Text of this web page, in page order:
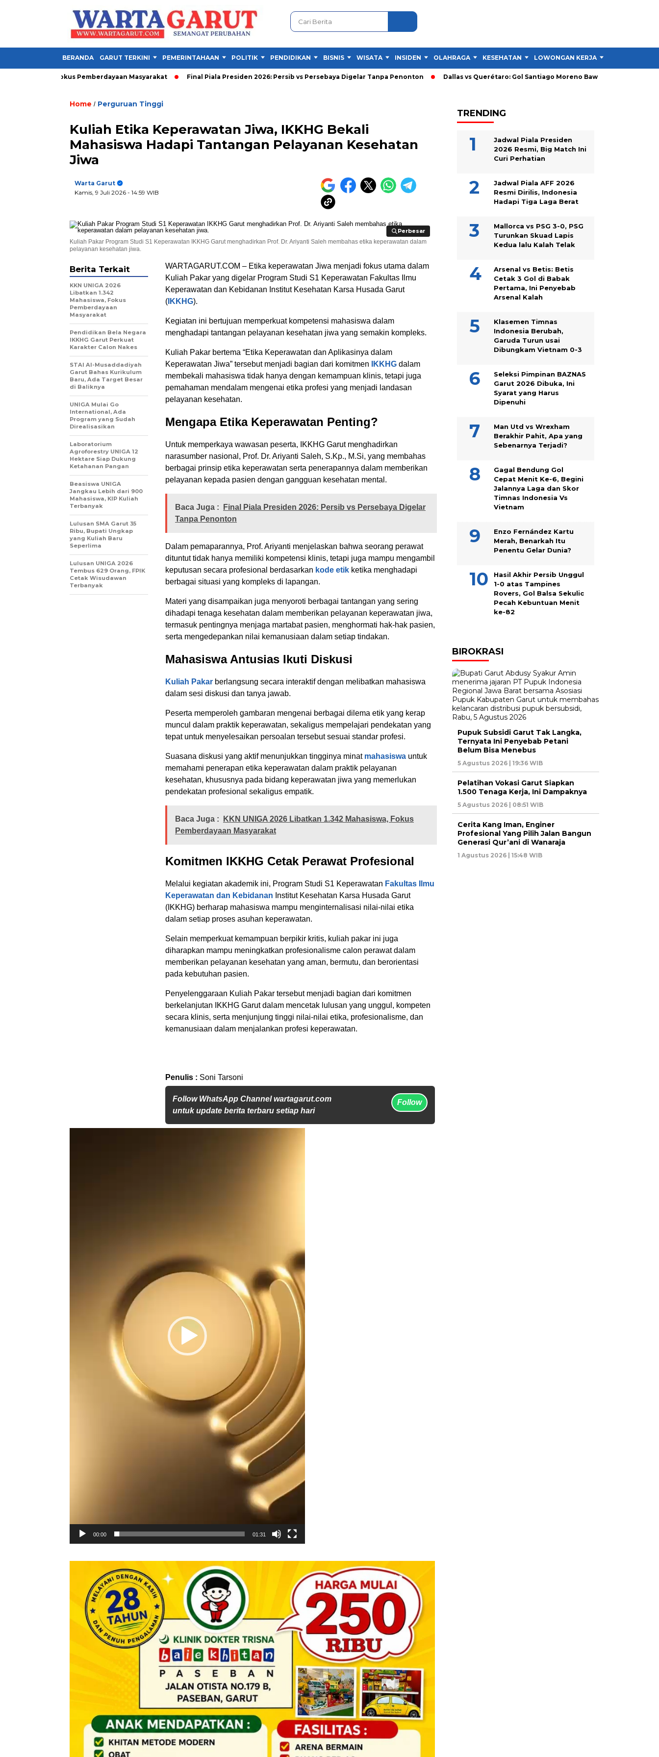
BERANDA GARUT TERKINI PEMERINTAHAAN POLITIK PENDIDIKAN BISNIS WISATA INSIDEN OLAHRAGA KESEHATAN LOWONGAN KERJA
Fokus Pemberdayaan Masyarakat Final Piala Presiden 2026: Persib vs Persebaya Digelar Tanpa Penonton Dallas vs Querétaro: Gol Santiago Moreno Bawa Dallas Unggul 1-0
Home / Perguruan Tinggi
Kuliah Etika Keperawatan Jiwa, IKKHG Bekali
Mahasiswa Hadapi Tantangan Pelayanan Kesehatan
Jiwa
Warta Garut
Kamis, 9 Juli 2026 - 14:59 WIB
Perbesar
Perbesar
Kuliah Pakar Program Studi S1 Keperawatan IKKHG Garut menghadirkan Prof. Dr. Ariyanti Saleh membahas etika keperawatan dalam
pelayanan kesehatan jiwa.
WARTAGARUT.COM – Etika keperawatan Jiwa menjadi fokus utama dalam
Kuliah Pakar yang digelar Program Studi S1 Keperawatan Fakultas Ilmu
Keperawatan dan Kebidanan Institut Kesehatan Karsa Husada Garut
( IKKHG).
Kegiatan ini bertujuan memperkuat kompetensi mahasiswa dalam
menghadapi tantangan pelayanan kesehatan jiwa yang semakin kompleks.
Kuliah Pakar bertema “Etika Keperawatan dan Aplikasinya dalam
Keperawatan Jiwa” tersebut menjadi bagian dari komitmen IKKHG dalam
membekali mahasiswa tidak hanya dengan kemampuan klinis, tetapi juga
pemahaman mendalam mengenai etika profesi yang menjadi landasan
pelayanan kesehatan.
Mengapa Etika Keperawatan Penting?
Untuk memperkaya wawasan peserta, IKKHG Garut menghadirkan
narasumber nasional, Prof. Dr. Ariyanti Saleh, S.Kp., M.Si, yang membahas
berbagai prinsip etika keperawatan serta penerapannya dalam memberikan
pelayanan kepada pasien dengan gangguan kesehatan mental.
Baca Juga :
Final Piala Presiden 2026: Persib vs Persebaya Digelar
Tanpa Penonton
Dalam pemaparannya, Prof. Ariyanti menjelaskan bahwa seorang perawat
dituntut tidak hanya memiliki kompetensi klinis, tetapi juga mampu mengambil
keputusan secara profesional berdasarkan kode etik ketika menghadapi
berbagai situasi yang kompleks di lapangan.
Materi yang disampaikan juga menyoroti berbagai tantangan yang sering
dihadapi tenaga kesehatan dalam memberikan pelayanan keperawatan jiwa,
termasuk pentingnya menjaga martabat pasien, menghormati hak-hak pasien,
serta mengedepankan nilai kemanusiaan dalam setiap tindakan.
Mahasiswa Antusias Ikuti Diskusi
Kuliah Pakar berlangsung secara interaktif dengan melibatkan mahasiswa
dalam sesi diskusi dan tanya jawab.
Peserta memperoleh gambaran mengenai berbagai dilema etik yang kerap
muncul dalam praktik keperawatan, sekaligus mempelajari pendekatan yang
tepat untuk menyelesaikan persoalan tersebut sesuai standar profesi.
Suasana diskusi yang aktif menunjukkan tingginya minat mahasiswa untuk
memahami penerapan etika keperawatan dalam praktik pelayanan
kesehatan, khususnya pada bidang keperawatan jiwa yang memerlukan
pendekatan profesional sekaligus empatik.
Baca Juga :
KKN UNIGA 2026 Libatkan 1.342 Mahasiswa, Fokus
Pemberdayaan Masyarakat
Komitmen IKKHG Cetak Perawat Profesional
Melalui kegiatan akademik ini, Program Studi S1 Keperawatan Fakultas Ilmu
Keperawatan dan Kebidanan Institut Kesehatan Karsa Husada Garut
(IKKHG) berharap mahasiswa mampu menginternalisasi nilai-nilai etika
dalam setiap proses asuhan keperawatan.
Selain memperkuat kemampuan berpikir kritis, kuliah pakar ini juga
diharapkan mampu meningkatkan profesionalisme calon perawat dalam
memberikan pelayanan kesehatan yang aman, bermutu, dan berorientasi
pada kebutuhan pasien.
Penyelenggaraan Kuliah Pakar tersebut menjadi bagian dari komitmen
berkelanjutan IKKHG Garut dalam mencetak lulusan yang unggul, kompeten
secara klinis, serta menjunjung tinggi nilai-nilai etika, profesionalisme, dan
kemanusiaan dalam menjalankan profesi keperawatan.
Penulis : Soni Tarsoni
Follow WhatsApp Channel wartagarut.com
untuk update berita terbaru setiap hari
Follow
Berita Terkait
KKN UNIGA 2026
Libatkan 1.342
Mahasiswa, Fokus
Pemberdayaan
Masyarakat
Pendidikan Bela Negara
IKKHG Garut Perkuat
Karakter Calon Nakes
STAI Al-Musaddadiyah
Garut Bahas Kurikulum
Baru, Ada Target Besar
di Baliknya
UNIGA Mulai Go
International, Ada
Program yang Sudah
Direalisasikan
Laboratorium
Agroforestry UNIGA 12
Hektare Siap Dukung
Ketahanan Pangan
Beasiswa UNIGA
Jangkau Lebih dari 900
Mahasiswa, KIP Kuliah
Terbanyak
Lulusan SMA Garut 35
Ribu, Bupati Ungkap
yang Kuliah Baru
Seperlima
Lulusan UNIGA 2026
Tembus 629 Orang, FPIK
Cetak Wisudawan
Terbanyak
00:00 01:31
TRENDING
Jadwal Piala Presiden
2026 Resmi, Big Match Ini
Curi Perhatian
Jadwal Piala AFF 2026
Resmi Dirilis, Indonesia
Hadapi Tiga Laga Berat
Mallorca vs PSG 3-0, PSG
Turunkan Skuad Lapis
Kedua lalu Kalah Telak
Arsenal vs Betis: Betis
Cetak 3 Gol di Babak
Pertama, Ini Penyebab
Arsenal Kalah
Klasemen Timnas
Indonesia Berubah,
Garuda Turun usai
Dibungkam Vietnam 0-3
Seleksi Pimpinan BAZNAS
Garut 2026 Dibuka, Ini
Syarat yang Harus
Dipenuhi
Man Utd vs Wrexham
Berakhir Pahit, Apa yang
Sebenarnya Terjadi?
Gagal Bendung Gol
Cepat Menit Ke-6, Begini
Jalannya Laga dan Skor
Timnas Indonesia Vs
Vietnam
Enzo Fernández Kartu
Merah, Benarkah Itu
Penentu Gelar Dunia?
Hasil Akhir Persib Unggul
1-0 atas Tampines
Rovers, Gol Balsa Sekulic
Pecah Kebuntuan Menit
ke-82
BIROKRASI
Pupuk Subsidi Garut Tak Langka,
Ternyata Ini Penyebab Petani
Belum Bisa Menebus
5 Agustus 2026 | 19:36 WIB
Pelatihan Vokasi Garut Siapkan
1.500 Tenaga Kerja, Ini Dampaknya
5 Agustus 2026 | 08:51 WIB
Cerita Kang Iman, Enginer
Profesional Yang Pilih Jalan Bangun
Generasi Qur’ani di Wanaraja
1 Agustus 2026 | 15:48 WIB